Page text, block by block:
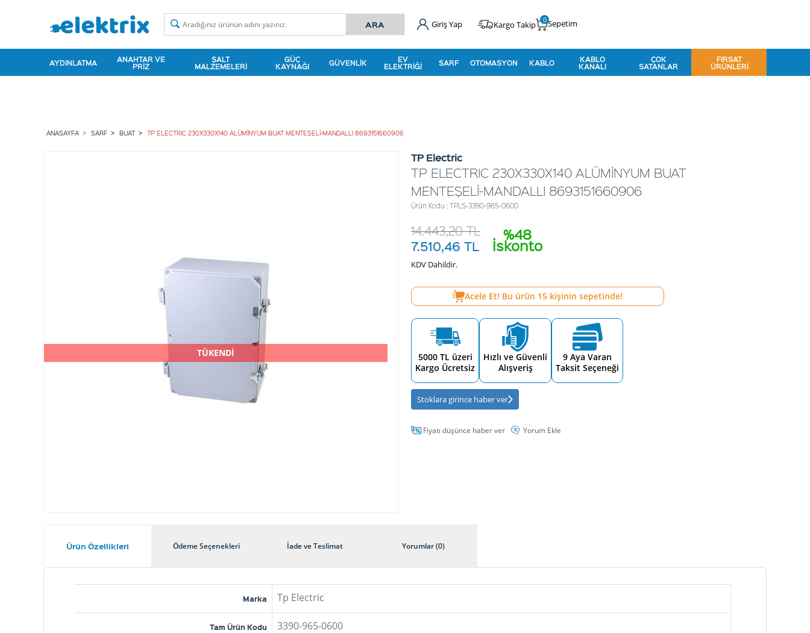
Giriş Yap Kargo Takip Sepetim
0
AYDINLATMA ANAHTAR VE
PRIZ
ŞALT
MALZEMELERI
GÜÇ
KAYNAĞI GÜVENLIK EV
ELEKTRIĞI SARF OTOMASYON KABLO KABLO
KANALI
ÇOK
SATANLAR
FIRSAT
ÜRÜNLERI
ANASAYFA SARF BUAT TP ELECTRIC 230X330X140 ALÜMİNYUM BUAT MENTEŞELİ-MANDALLI 8693151660906
TÜKENDİ
TP Electric
TP ELECTRIC 230X330X140 ALÜMİNYUM BUAT
MENTEŞELİ-MANDALLI 8693151660906
Ürün Kodu : TPLS-3390-965-0600
%48
İskonto
14.443,20TL
7.510,46 TL
KDV Dahildir.
Acele Et! Bu ürün 15kişinin sepetinde!
5000 TL üzeri
Kargo Ücretsiz
Hızlı ve Güvenli
Alışveriş
9 Aya Varan
Taksit Seçeneği
Stoklara girince haber ver
Fiyatı düşünce haber ver Yorum Ekle
Ürün Özellikleri Ödeme Seçenekleri İade ve Teslimat Yorumlar (0)
Marka Tp Electric
Tam Ürün Kodu 3390-965-0600